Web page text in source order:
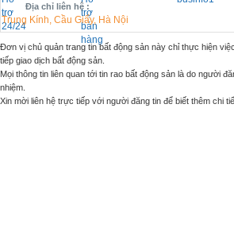
Địa chỉ liên hệ :
Trung Kính, Cầu Giấy, Hà Nội
Đơn vị chủ quản trang tin bất động sản này chỉ thực hiện
tiếp giao dịch bất động sản.
Mọi thông tin liên quan tới tin rao bất động sản là do người
nhiệm.
Xin mời liên hệ trực tiếp với người đăng tin để biết thêm chi